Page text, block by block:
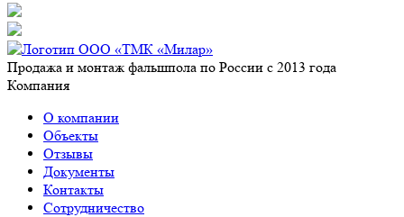
Продажа и монтаж фальшпола по России с 2013 года
Компания
О компании
Объекты
Отзывы
Документы
Контакты
Сотрудничество